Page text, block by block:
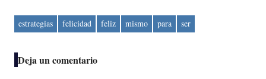
estrategias felicidad feliz mismo para ser
Deja un comentario